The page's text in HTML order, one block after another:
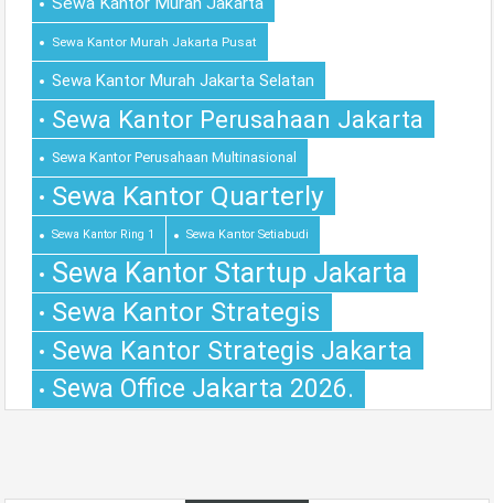
Sewa Kantor Murah Jakarta Pusat
Sewa Kantor Murah Jakarta Selatan
Sewa Kantor Perusahaan Jakarta
Sewa Kantor Perusahaan Multinasional
Sewa Kantor Quarterly
Sewa Kantor Ring 1 Sewa Kantor Setiabudi
Sewa Kantor Startup Jakarta
Sewa Kantor Strategis
Sewa Kantor Strategis Jakarta
Sewa Office Jakarta 2026.